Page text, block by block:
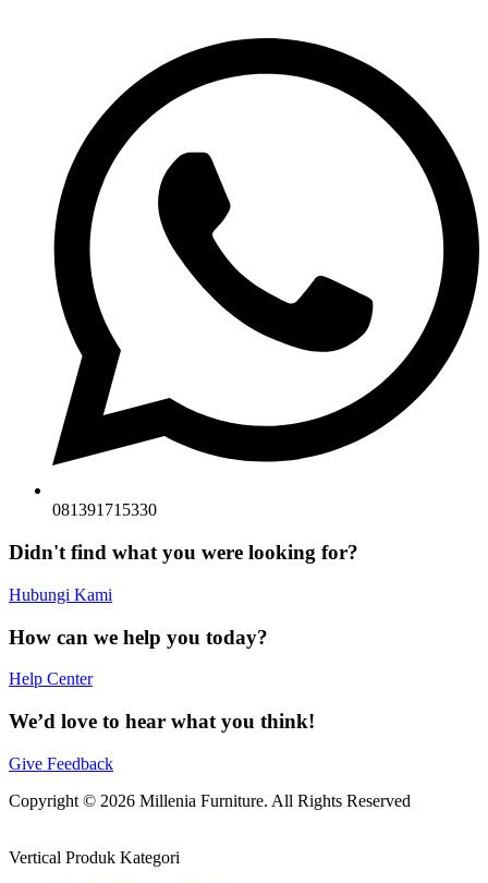
081391715330
Didn't find what you were looking for?
Hubungi Kami
How can we help you today?
Help Center
We’d love to hear what you think!
Give Feedback
Copyright © 2026 Millenia Furniture. All Rights Reserved
Vertical Produk Kategori